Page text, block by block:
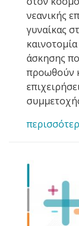
νεανικής
γυναίκας
άσκησης
προωθούν